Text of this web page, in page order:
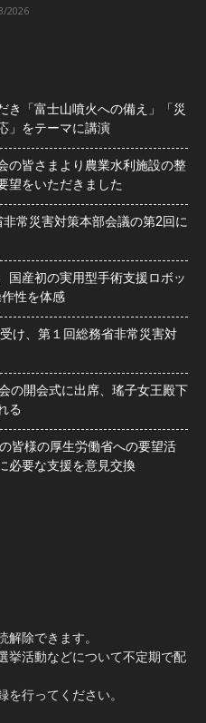
2026
き「富士山噴火への備え」「災
」をテーマに講演
の皆さまより農業水利施設の整
望をいただきました
常災害対策本部会議の第2回に
国産初の実用型手術支援ロボッ
性を体感
け、第１回総務省非常災害対
の開会式に出席、瑤子女王殿下
る
皆様の厚生労働省への要望活
必要な支援を意見交換
解除できます。
挙活動などについて不定期で配
を行ってください。